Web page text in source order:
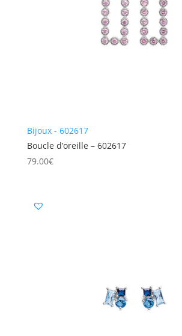
Bijoux - 602617
Boucle d’oreille – 602617
79.00€